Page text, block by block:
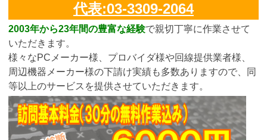
代表:03-3309-2064
2003年から23年間の豊富な経験で親切丁寧に作業させて
いただきます。
様々なPCメーカー様、プロバイダ様や回線提供業者様、
周辺機器メーカー様の下請け実績も多数ありますので、同
等以上のサービスを提供させていただきます。